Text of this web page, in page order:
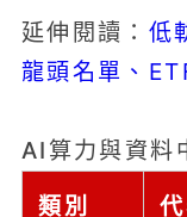
延伸閱讀： 低
龍頭名單、
AI算力與資料
類別